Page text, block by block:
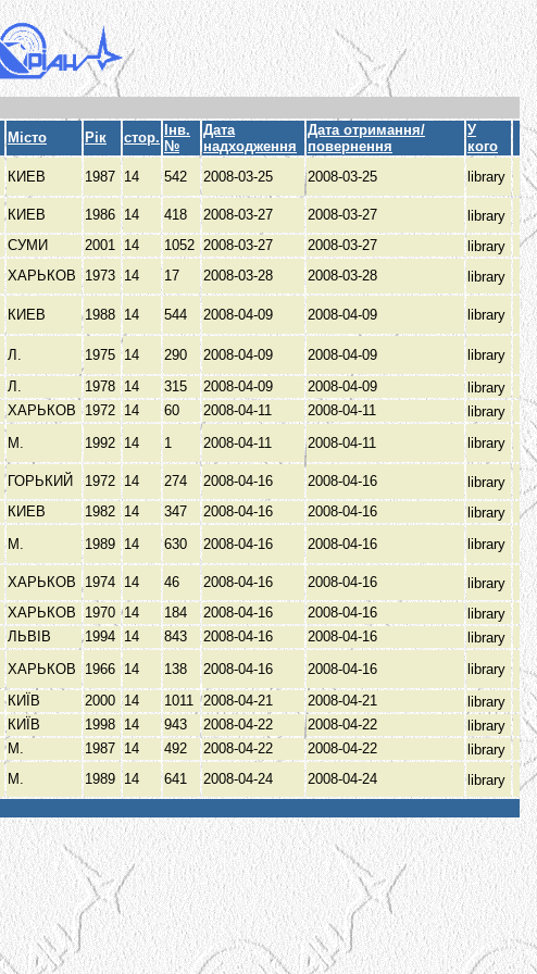
Місто Рік стор.
Інв.
№
Дата
надходження
Дата отримання/
повернення
У
кого
КИЕВ 1987 14 542 2008-03-25 2008-03-25 library
КИЕВ 1986 14 418 2008-03-27 2008-03-27
library
СУМИ 2001 14 1052 2008-03-27 2008-03-27
library
ХАРЬКОВ 1973 14 17 2008-03-28 2008-03-28 library
КИЕВ 1988 14 544 2008-04-09 2008-04-09 library
Л. 1975 14 290 2008-04-09 2008-04-09
library
Л. 1978 14 315 2008-04-09 2008-04-09
library
ХАРЬКОВ 1972 14 60 2008-04-11 2008-04-11
library
М. 1992 14 1 2008-04-11 2008-04-11 library
ГОРЬКИЙ 1972 14 274 2008-04-16 2008-04-16
library
КИЕВ 1982 14 347 2008-04-16 2008-04-16
library
М. 1989 14 630 2008-04-16 2008-04-16 library
ХАРЬКОВ 1974 14 46 2008-04-16 2008-04-16
library
ХАРЬКОВ 1970 14 184 2008-04-16 2008-04-16
library
ЛЬВІВ 1994 14 843 2008-04-16 2008-04-16
library
ХАРЬКОВ 1966 14 138 2008-04-16 2008-04-16
library
КИЇВ 2000 14 1011 2008-04-21 2008-04-21
library
КИЇВ 1998 14 943 2008-04-22 2008-04-22
library
М. 1987 14 492 2008-04-22 2008-04-22
library
М. 1989 14 641 2008-04-24 2008-04-24
library